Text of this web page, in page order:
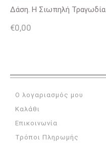
Δάση. Η Σιωπηλή Τραγωδία
€0,00
Ο λογαριασμός μου
Καλάθι
Επικοινωνία
Τρόποι Πληρωμής